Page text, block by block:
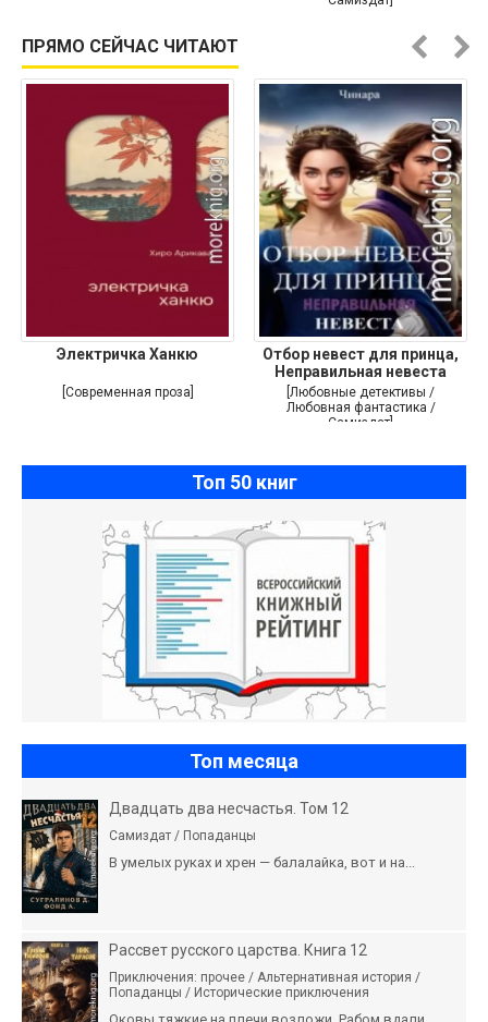
ПРЯМО СЕЙЧАС ЧИТАЮТ
Электричка Ханкю
[Современная проза]
Отбор невест для принца,
Неправильная невеста
[Любовные детективы /
Любовная фантастика /
Самиздат]
Топ 50 книг
Топ месяца
Двадцать два несчастья. Том 12
Самиздат / Попаданцы
В умелых руках и хрен — балалайка, вот и на...
Рассвет русского царства. Книга 12
Приключения: прочее / Альтернативная история /
Попаданцы / Исторические приключения